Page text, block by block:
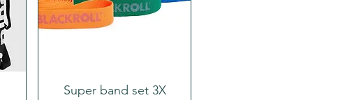
Super band set 3X